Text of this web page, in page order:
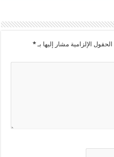
الحقول الإلزامية مشار إليها بـ*